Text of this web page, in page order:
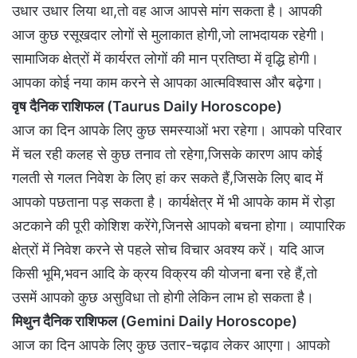
उधार उधार लिया था,तो वह आज आपसे मांग सकता है। आपकी
आज कुछ रसूखदार लोगों से मुलाकात होगी,जो लाभदायक रहेगी।
सामाजिक क्षेत्रों में कार्यरत लोगों की मान प्रतिष्ठा में वृद्धि होगी।
आपका कोई नया काम करने से आपका आत्मविश्वास और बढ़ेगा।
वृष दैनिक राशिफल (Taurus Daily Horoscope)
आज का दिन आपके लिए कुछ समस्याओं भरा रहेगा। आपको परिवार
में चल रही कलह से कुछ तनाव तो रहेगा,जिसके कारण आप कोई
गलती से गलत निवेश के लिए हां कर सकते हैं,जिसके लिए बाद में
आपको पछताना पड़ सकता है। कार्यक्षेत्र में भी आपके काम में रोड़ा
अटकाने की पूरी कोशिश करेंगे,जिनसे आपको बचना होगा। व्यापारिक
क्षेत्रों में निवेश करने से पहले सोच विचार अवश्य करें। यदि आज
किसी भूमि,भवन आदि के क्रय विक्रय की योजना बना रहे हैं,तो
उसमें आपको कुछ असुविधा तो होगी लेकिन लाभ हो सकता है।
मिथुन दैनिक राशिफल (Gemini Daily Horoscope)
आज का दिन आपके लिए कुछ उतार-चढ़ाव लेकर आएगा। आपको